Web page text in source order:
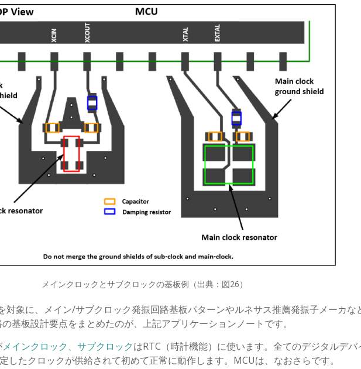
メインクロックとサブクロックの基板例（出典：図26）
対象に、メイン/サブクロック発振回路基板パターンやルネサス推薦発振子メーカな
基板設計要点をまとめたのが、上記アプリケーションノートです。
メインクロック、サブクロックはRTC（時計機能）に使います。全てのデジタルデバ
したクロックが供給されて初めて正常に動作します。MCUは、なおさらです。